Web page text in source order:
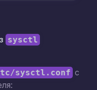
sysctl
sysctl.conf с